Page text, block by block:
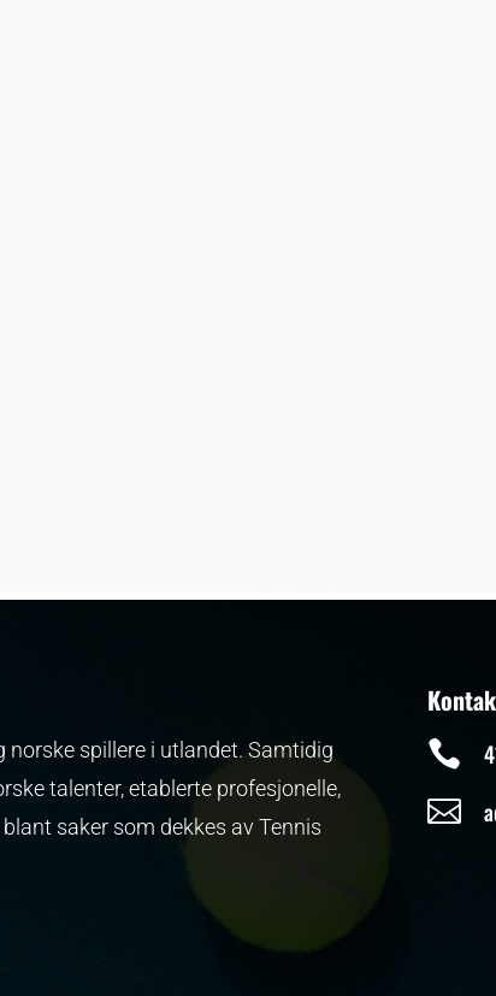
spillere i utlandet. Samtidig
talenter, etablerte profesjonelle,
saker som dekkes av Tennis

